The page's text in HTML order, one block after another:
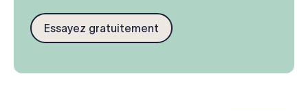
Essayez gratuitement